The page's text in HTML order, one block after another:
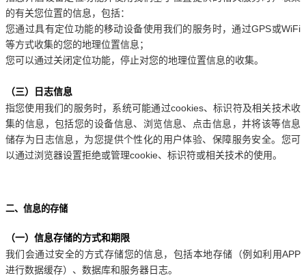
的有关您位置的信息，包括：
您通过具有定位功能的移动设备使用我们的服务时，通过GPS或WiFi
等方式收集的您的地理位置信息；
您可以通过关闭定位功能，停止对您的地理位置信息的收集。
（三）日志信息
指您使用我们的服务时，系统可能通过cookies、标识符及相关技术收
集的信息，包括您的设备信息、浏览信息、点击信息，并将该等信息
储存为日志信息，为您提供个性化的用户体验、保障服务安全。您可
以通过浏览器设置拒绝或管理cookie、标识符或相关技术的使用。
二、信息的存储
（一）信息存储的方式和期限
我们会通过安全的方式存储您的信息，包括本地存储（例如利用APP
进行数据缓存）、数据库和服务器日志。